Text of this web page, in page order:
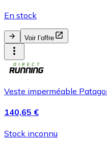
En stock
Voir l’offre
Veste imperméable
140,65 €
Stock inconnu